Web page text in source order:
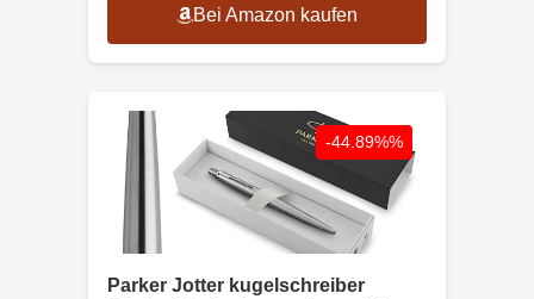
Bei Amazon kaufen
-44.89%%
Parker Jotter kugelschreiber